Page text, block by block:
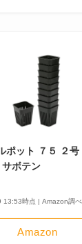
ポット ７５ ２号
ボテン
13:53時点 | Amazon調べ
Amazon